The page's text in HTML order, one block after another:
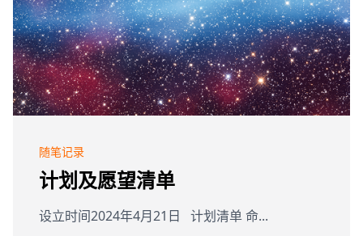
随笔记录
计划及愿望清单
设立时间2024年4月21日 计划清单 命...